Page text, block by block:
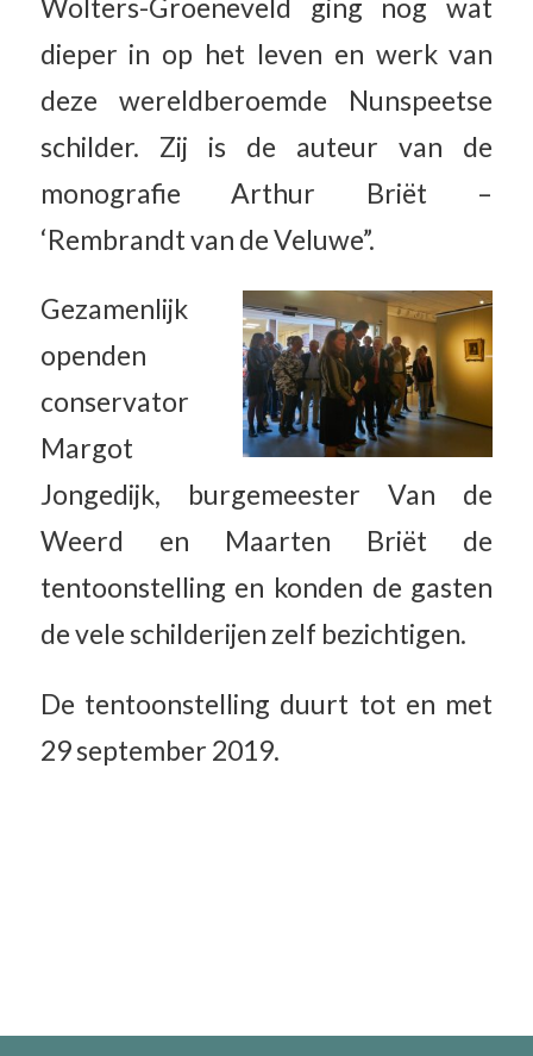
Wolters-Groeneveld ging nog wat
dieper in op het leven en werk van
deze wereldberoemde Nunspeetse
schilder. Zij is de auteur van de
monografie Arthur Briët –
‘Rembrandt van de Veluwe”.
Gezamenlijk
openden
conservator
Margot
Jongedijk, burgemeester Van de
Weerd en Maarten Briët de
tentoonstelling en konden de gasten
de vele schilderijen zelf bezichtigen.
De tentoonstelling duurt tot en met
29 september 2019.